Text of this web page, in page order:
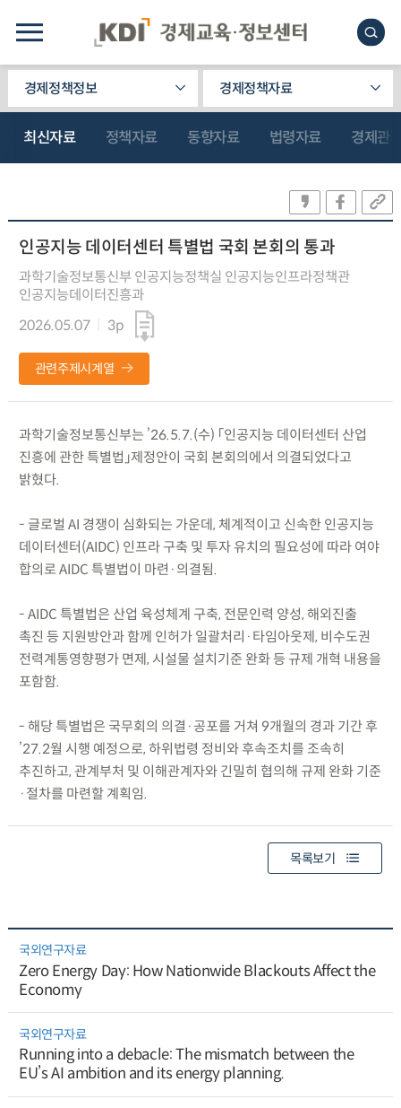
경제정책정보 경제정책자료
최신자료 정책자료 동향자료 법령자료 경제관
인공지능 데이터센터 특별법 국회 본회의 통과
과학기술정보통신부 인공지능정책실 인공지능인프라정책관
인공지능데이터진흥과
2026.05.07
3p
관련주제시계열
과학기술정보통신부는 ’26.5.7.(수) 「인공지능 데이터센터 산업
진흥에 관한 특별법」제정안이 국회 본회의에서 의결되었다고
밝혔다.
- 글로벌 AI 경쟁이 심화되는 가운데, 체계적이고 신속한 인공지능
데이터센터(AIDC) 인프라 구축 및 투자 유치의 필요성에 따라 여야
합의로 AIDC 특별법이 마련·의결됨.
- AIDC 특별법은 산업 육성체계 구축, 전문인력 양성, 해외진출
촉진 등 지원방안과 함께 인허가 일괄처리·타임아웃제, 비수도권
전력계통영향평가 면제, 시설물 설치기준 완화 등 규제 개혁 내용을
포함함.
- 해당 특별법은 국무회의 의결·공포를 거쳐 9개월의 경과 기간 후
’27.2월 시행 예정으로, 하위법령 정비와 후속조치를 조속히
추진하고, 관계부처 및 이해관계자와 긴밀히 협의해 규제 완화 기준
·절차를 마련할 계획임.
목록보기
국외연구자료
Zero Energy Day: How Nationwide Blackouts Affect the
Economy
국외연구자료
Running into a debacle: The mismatch between the
EU’s AI ambition and its energy planning.